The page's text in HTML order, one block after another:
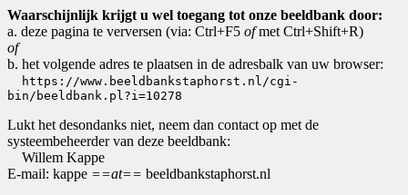
Waarschijnlijk krijgt u wel toegang tot onze beeldbank door:
a. deze pagina te verversen (via: Ctrl+F5 ofmet Ctrl+Shift+R)
of
b. het volgende adres te plaatsen in de adresbalk van uw browser:
https://www.beeldbankstaphorst.nl/cgi-
bin/beeldbank.pl?i=10278
Lukt het desondanks niet, neem dan contact op met de
systeembeheerder van deze beeldbank:
Willem Kappe
E-mail: kappe ==at== beeldbankstaphorst.nl